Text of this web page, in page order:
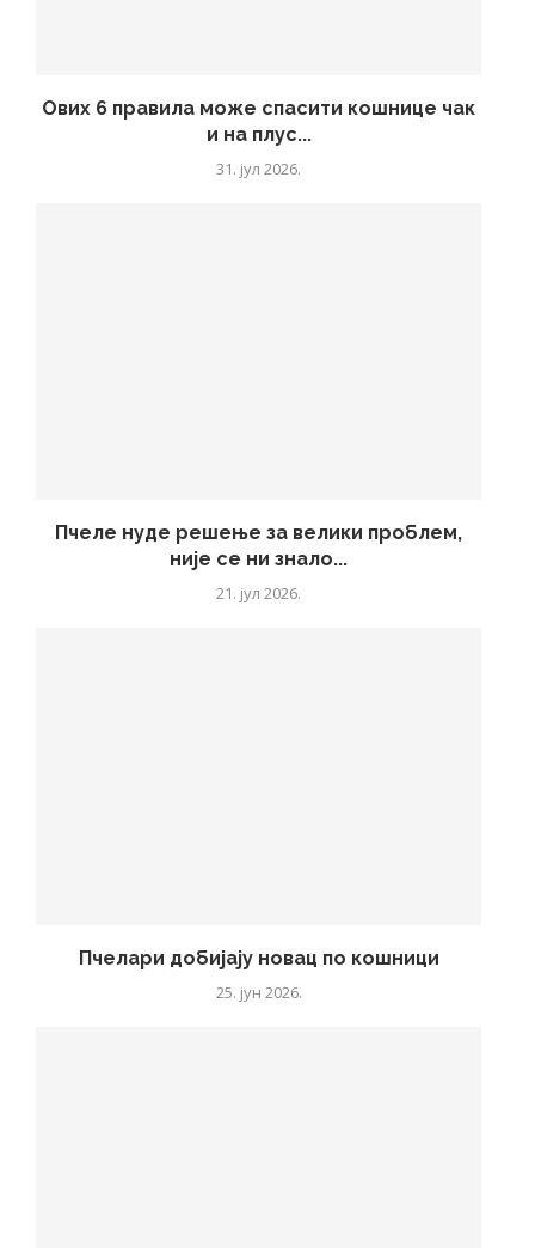
Ових 6 правила може спасити кошнице чак
и на плус...
31. јул 2026.
Пчеле нуде решење за велики проблем,
није се ни знало...
21. јул 2026.
Пчелари добијају новац по кошници
25. јун 2026.